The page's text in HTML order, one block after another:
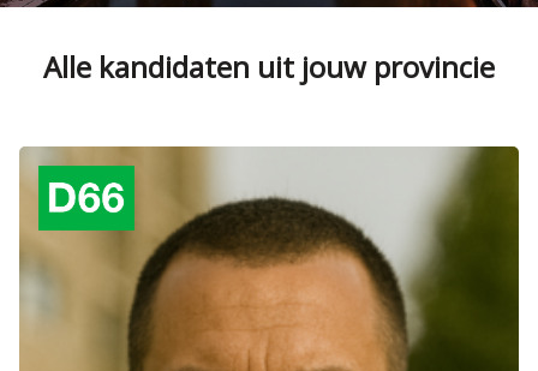
Alle kandidaten uit jouw provincie
Verkozen